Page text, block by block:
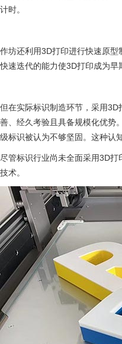
计时。
作坊还利用3D打印进行快速原
快速迭代的能力使3D打印成为早
但在实际标识制造环节，采用
善、经久考验且具备规模化优势
级标识被认为不够坚固。这种认
尽管标识行业尚未全面采用3D
技术。